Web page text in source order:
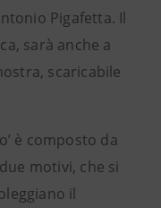
Pigafetta. Il
sarà anche a
scaricabile
è composto da
motivi, che si
il